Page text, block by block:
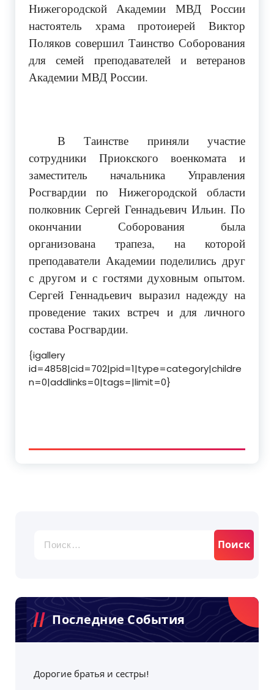
Нижегородской Академии МВД России
настоятель храма протоиерей Виктор
Поляков совершил Таинство Соборования
для семей преподавателей и ветеранов
Академии МВД России.
В Таинстве приняли участие
сотрудники Приокского военкомата и
заместитель начальника Управления
Росгвардии по Нижегородской области
полковник Сергей Геннадьевич Ильин. По
окончании Соборования была
организована трапеза, на которой
преподаватели Академии поделились друг
с другом и с гостями духовным опытом.
Сергей Геннадьевич выразил надежду на
проведение таких встреч и для личного
состава Росгвардии.
{igallery
id=4858|cid=702|pid=1|type=category|childre
n=0|addlinks=0|tags=|limit=0}
Последние События
Дорогие братья и сестры!